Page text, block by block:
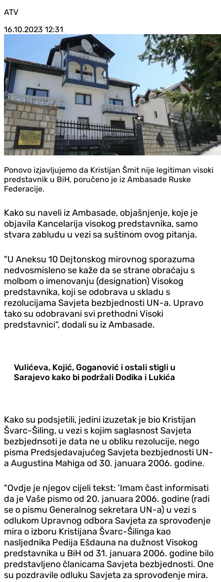
ATV
16.10.2023 12:31
Ponovo izjavljujemo da Kristijan Šmit nije legitiman visoki
predstavnik u BiH, poručeno je iz Ambasade Ruske
Federacije.
Kako su naveli iz Ambasade, objašnjenje, koje je
objavila Kancelarija visokog predstavnika, samo
stvara zabludu u vezi sa suštinom ovog pitanja.
"U Aneksu 10 Dejtonskog mirovnog sporazuma
nedvosmisleno se kaže da se strane obraćaju s
molbom o imenovanju (designation) Visokog
predstavnika, koji se odobrava u skladu s
rezolucijama Savjeta bezbjednosti UN-a. Upravo
tako su odobravani svi prethodni Visoki
predstavnici“, dodali su iz Ambasade.
Vulićeva, Kojić, Goganović i ostali stigli u
Sarajevo kako bi podržali Dodika i Lukića
Kako su podsjetili, jedini izuzetak je bio Kristijan
Švarc-Šiling, u vezi s kojim saglasnost Savjeta
bezbjednsoti je data ne u obliku rezolucije, nego
pisma Predsjedavajućeg Savjeta bezbjednosti UN-
a Augustina Mahiga od 30. januara 2006. godine.
"Ovdje je njegov cijeli tekst: 'Imam čast informisati
da je Vaše pismo od 20. januara 2006. godine (radi
se o pismu Generalnog sekretara UN-a) u vezi s
odlukom Upravnog odbora Savjeta za sprovođenje
mira o izboru Kristijana Švarc-Šilinga kao
nasljednika Pedija Ešdauna na dužnost Visokog
predstavnika u BiH od 31. januara 2006. godine bilo
predstavljeno članicama Savjeta bezbjednosti. One
su pozdravile odluku Savjeta za sprovođenje mira.